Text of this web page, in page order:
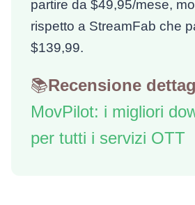
partire da $49,95/mese,
rispetto a StreamFab che
$139,99.
📚Recensione
MovPilot: i migliori
per tutti i servizi OTT